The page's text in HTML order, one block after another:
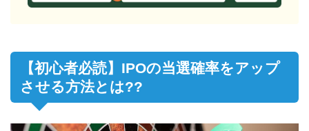
【初心者必読】IPOの当選確率をアップ
させる方法とは??